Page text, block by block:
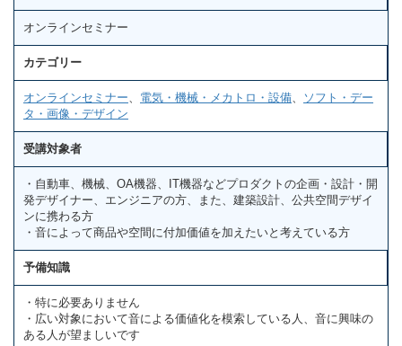
オンラインセミナー
カテゴリー
オンラインセミナー 電気・機械・メカトロ・設備
ソフト・デー
タ・画像・デザイン
受講対象者
・自動車、機械、OA機器、IT機器などプロダクトの企画・設計・開
発デザイナー、エンジニアの方、また、建築設計、公共空間デザイ
ンに携わる方
・音によって商品や空間に付加価値を加えたいと考えている方
予備知識
・特に必要ありません
・広い対象において音による価値化を模索している人、音に興味の
ある人が望ましいです